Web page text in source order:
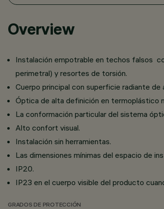
Overview
Instalación empotrable en techos falsos
perimetral) y resortes de torsión.
Cuerpo principal con superficie radiante de
Óptica de alta definición en termoplástico
La conformación particular del sistema
Alto confort visual.
Instalación sin herramientas.
Las dimensiones mínimas del espacio de
IP20.
IP23 en el cuerpo visible del producto
GRADOS DE PROTECCIÓN